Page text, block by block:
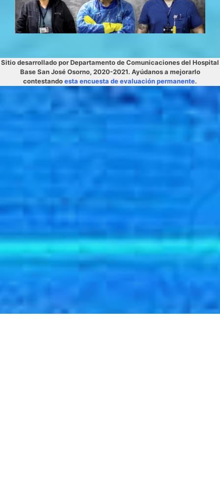
Sitio desarrollado por Departamento de Comunicaciones del Hospital
Base San José Osorno, 2020-2021. Ayúdanos a mejorarlo
contestandoesta encuesta de evaluación permanente.